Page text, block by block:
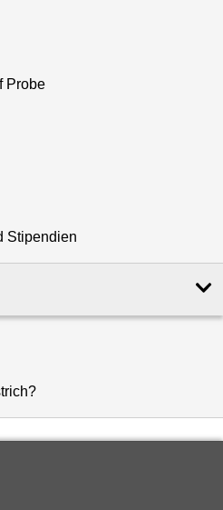
Probe
Stipendien